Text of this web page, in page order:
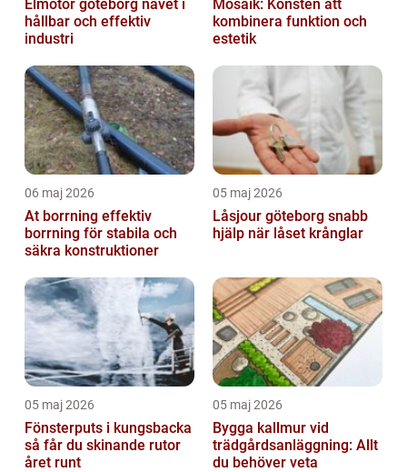
Elmotor göteborg navet i
hållbar och effektiv
industri
Mosaik: Konsten att
kombinera funktion och
estetik
06 maj 2026
At borrning effektiv
borrning för stabila och
säkra konstruktioner
05 maj 2026
Låsjour göteborg snabb
hjälp när låset krånglar
05 maj 2026
Fönsterputs i kungsbacka
så får du skinande rutor
året runt
05 maj 2026
Bygga kallmur vid
trädgårdsanläggning: Allt
du behöver veta